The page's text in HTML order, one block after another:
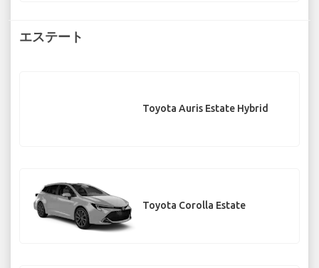
エステート
Toyota Auris Estate Hybrid
Toyota Corolla Estate